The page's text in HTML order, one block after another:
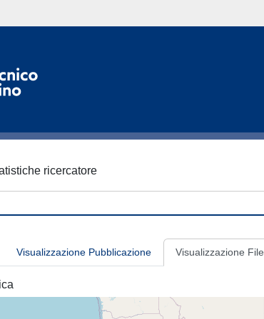
ricercatore
Visualizzazione Pubblicazione Visualizzazione File